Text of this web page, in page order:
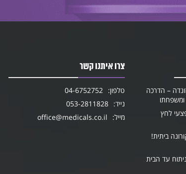
– הדרכה
לחץ
ביתית!
עד הבית
צרו איתנו קשר
טלפון: 04-6752752
נייד: 053-2811828
מייל:
office@medicals.co.il